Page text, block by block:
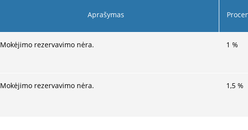
Aprašymas
Mokėjimo rezervavimo nėra. 1 %
Mokėjimo rezervavimo nėra. 1,5 %